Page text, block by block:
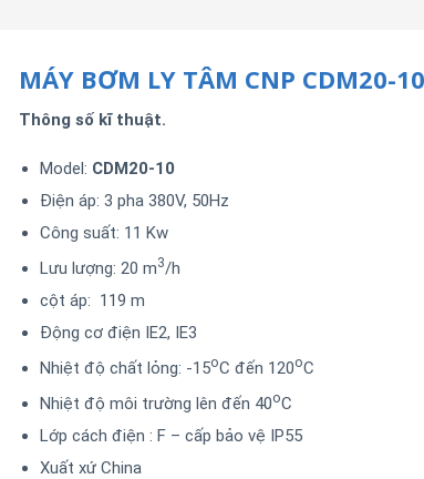
MÁY BƠM LY TÂM CNP CDM20-10
Thông số kĩ thuật.
Model: CDM20-10
Điện áp: 3 pha 380V, 50Hz
Công suất: 11 Kw
Lưu lượng: 20 m3/h
cột áp: 119 m
Động cơ điện IE2, IE3
Nhiệt độ chất lỏng: -15oC đến 120oC
Nhiệt độ môi trường lên đến 40oC
Lớp cách điện : F – cấp bảo vệ IP55
Xuất xứ China